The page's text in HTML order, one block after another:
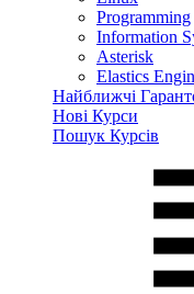
Programming
Information
Asterisk
Elastics
Найближчі
Нові Курси
Пошук Курсів